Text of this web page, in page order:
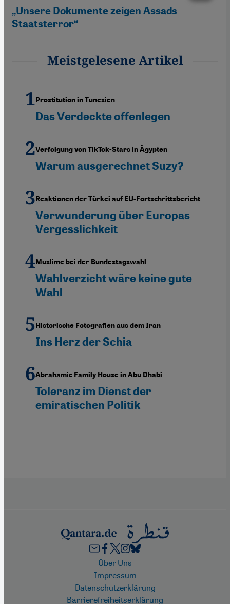
„Unsere Dokumente zeigen Assads
Staatsterror“
Meistgelesene Artikel
Prostitution in Tunesien
Das Verdeckte offenlegen
Verfolgung von TikTok-Stars in Ägypten
Warum ausgerechnet Suzy?
Reaktionen der Türkei auf EU-Fortschrittsbericht
Verwunderung über Europas
Vergesslichkeit
Muslime bei der Bundestagswahl
Wahlverzicht wäre keine gute
Wahl
Historische Fotografien aus dem Iran
Ins Herz der Schia
Abrahamic Family House in Abu Dhabi
Toleranz im Dienst der
emiratischen Politik
FooterÜber Uns
Impressum
Datenschutzerklärung
Barrierefreiheitserklärung